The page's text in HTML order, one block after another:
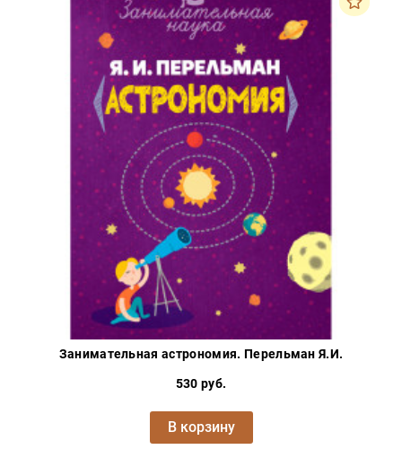
Занимательная астрономия. Перельман Я.И.
530 руб.
В корзину